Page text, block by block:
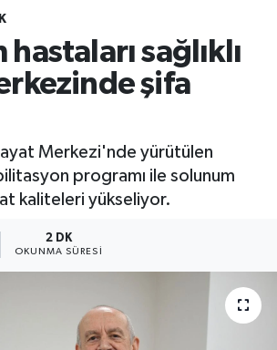
sağlıklı
şifa
Merkezi'nde yürütülen
programı ile solunum
kaliteleri yükseliyor.
2 DK
OKUNMA SÜRESI